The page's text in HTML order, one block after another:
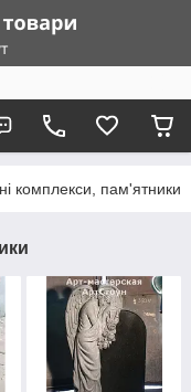
комплекси, пам'ятники